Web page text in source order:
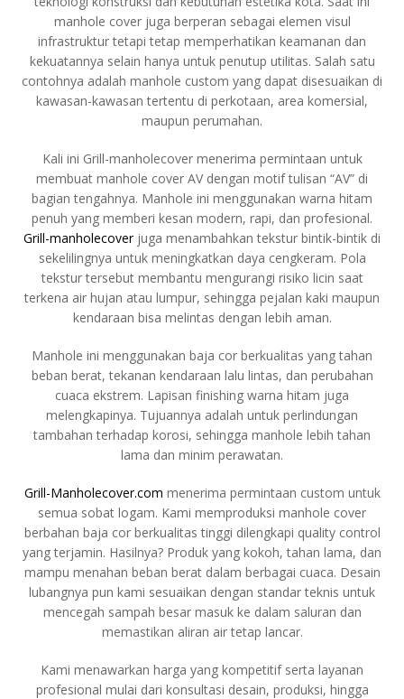
manhole cover juga berperan sebagai elemen visul
infrastruktur tetapi tetap memperhatikan keamanan dan
kekuatannya selain hanya untuk penutup utilitas. Salah satu
contohnya adalah manhole custom yang dapat disesuaikan di
kawasan-kawasan tertentu di perkotaan, area komersial,
maupun perumahan.
Kali ini Grill-manholecover menerima permintaan untuk
membuat manhole cover AV dengan motif tulisan “AV” di
bagian tengahnya. Manhole ini menggunakan warna hitam
penuh yang memberi kesan modern, rapi, dan profesional.
Grill-manholecoverjuga menambahkan tekstur bintik-bintik di
sekelilingnya untuk meningkatkan daya cengkeram. Pola
tekstur tersebut membantu mengurangi risiko licin saat
terkena air hujan atau lumpur, sehingga pejalan kaki maupun
kendaraan bisa melintas dengan lebih aman.
Manhole ini menggunakan baja cor berkualitas yang tahan
beban berat, tekanan kendaraan lalu lintas, dan perubahan
cuaca ekstrem. Lapisan finishing warna hitam juga
melengkapinya. Tujuannya adalah untuk perlindungan
tambahan terhadap korosi, sehingga manhole lebih tahan
lama dan minim perawatan.
Grill-Manholecover.com menerima permintaan custom untuk
semua sobat logam. Kami memproduksi manhole cover
berbahan baja cor berkualitas tinggi dilengkapi quality control
yang terjamin. Hasilnya? Produk yang kokoh, tahan lama, dan
mampu menahan beban berat dalam berbagai cuaca. Desain
lubangnya pun kami sesuaikan dengan standar teknis untuk
mencegah sampah besar masuk ke dalam saluran dan
memastikan aliran air tetap lancar.
Kami menawarkan harga yang kompetitif serta layanan
profesional mulai dari konsultasi desain, produksi, hingga